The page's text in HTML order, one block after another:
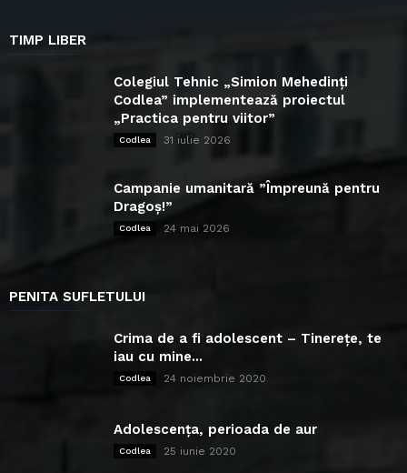
TIMP LIBER
Colegiul Tehnic „Simion Mehedinți
Codlea” implementează proiectul
„Practica pentru viitor”
Codlea 31 iulie 2026
Campanie umanitară ”Împreună pentru
Dragoș!”
Codlea 24 mai 2026
PENITA SUFLETULUI
Crima de a fi adolescent – Tinerețe, te
iau cu mine...
Codlea 24 noiembrie 2020
Adolescența, perioada de aur
Codlea 25 iunie 2020